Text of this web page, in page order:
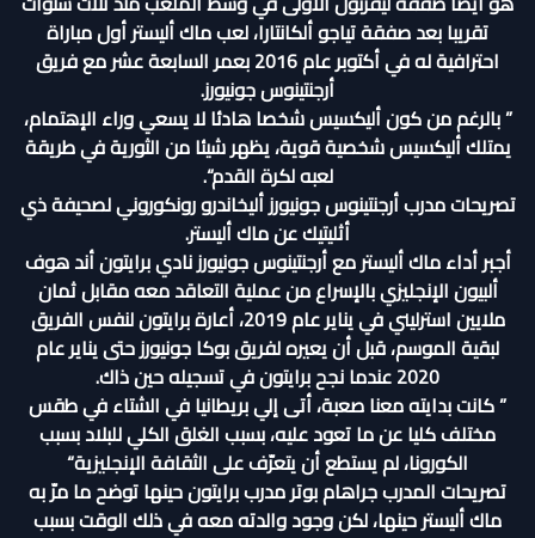
تقريبا بعد صفقة تياجو ألكانتارا، لعب ماك أليستر أول مباراة
احترافية له في أكتوبر عام 2016 بعمر السابعة عشر مع فريق
أرجنتينوس جونيورز.
” بالرغم من كون أليكسيس شخصا هادئا لا يسعي وراء الإهتمام،
يمتلك أليكسيس شخصية قوية، يظهر شيئا من الثورية في طريقة
لعبه لكرة القدم“.
تصريحات مدرب أرجنتينوس جونيورز أليخاندرو رونكوروني لصحيفة ذي
أثليتيك عن ماك أليستر.
أجبر أداء ماك أليستر مع أرجنتينوس جونيورز نادي برايتون أند هوف
ألبيون الإنجليزي بالإسراع من عملية التعاقد معه مقابل ثمان
ملايين استرليني في يناير عام 2019، أعارة برايتون لنفس الفريق
لبقية الموسم، قبل أن يعيره لفريق بوكا جونيورز حتى يناير عام
2020 عندما نجح برايتون في تسجيله حين ذاك.
” كانت بدايته معنا صعبة، أتى إلي بريطانيا في الشتاء في طقس
مختلف كليا عن ما تعود عليه، بسبب الغلق الكلي للبلاد بسبب
الكورونا، لم يستطع أن يتعرّف على الثقافة الإنجليزية“
تصريحات المدرب جراهام بوتر مدرب برايتون حينها توضح ما مرّ به
ماك أليستر حينها، لكن وجود والدته معه في ذلك الوقت بسبب